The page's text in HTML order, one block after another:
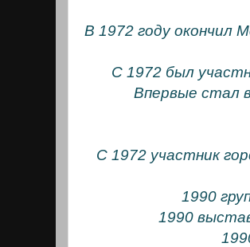
В 1972 году окончил
С 1972 был
Впервые стал
С 1972 участник
1990
1990